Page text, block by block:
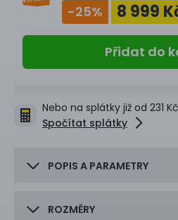
-25% 8 999
Přidat do
Nebo na splátky již od 231
Spočítat splátky
POPIS A PARAMETRY
ROZMĚRY